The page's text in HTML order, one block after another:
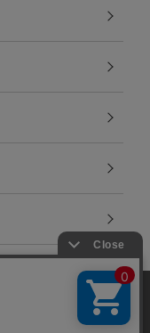
all rights reserved.
ト改
につ
承諾する